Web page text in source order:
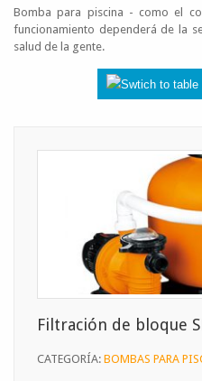
Bomba para piscina - como el
funcionamiento dependerá de la
salud de la gente.
Filtración de bloque
CATEGORÍA: BOMBAS PARA